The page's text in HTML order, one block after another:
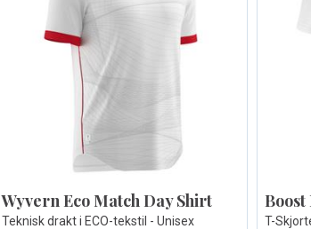
Wyvern Eco Match Day Shirt
Teknisk drakt i ECO-tekstil - Unisex T-